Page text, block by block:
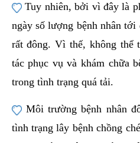
Tuy nhiên, bởi vì đây là
ngày số lượng bệnh nhân
rất đông. Vì thế, không thể
tác phục vụ và khám chữa
trong tình trạng quá tải.
Môi trường bệnh nhân
tình trạng lây bệnh chồng